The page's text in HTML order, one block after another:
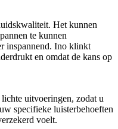
Het kunnen
te kunnen
inspannend. Ino klinkt
en omdat de kans op
uitvoeringen, zodat u
specifieke luisterbehoeften
voelt.